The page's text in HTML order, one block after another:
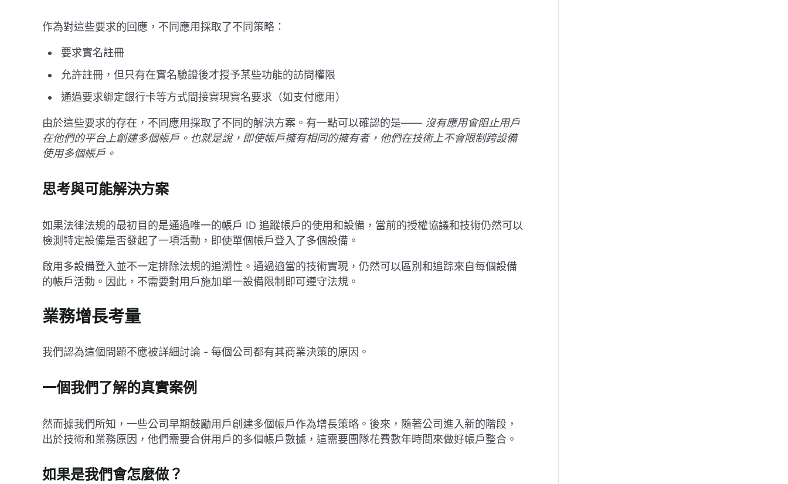
作為對這些要求的回應，不同應用採取了不同策略：
要求實名註冊
允許註冊，但只有在實名驗證後才授予某些功能的訪問權限
通過要求綁定銀行卡等方式間接實現實名要求（如支付應用）
由於這些要求的存在，不同應用採取了不同的解決方案。有一點可以確認的是—— 沒有應用會阻止用戶
在他們的平台上創建多個帳戶。也就是說，即使帳戶擁有相同的擁有者，他們在技術上不會限制跨設備
使用多個帳戶。
思考與可能解決方案
如果法律法規的最初目的是通過唯一的帳戶 ID 追蹤帳戶的使用和設備，當前的授權協議和技術仍然可以
檢測特定設備是否發起了一項活動，即使單個帳戶登入了多個設備。
啟用多設備登入並不一定排除法規的追溯性。通過適當的技術實現，仍然可以區別和追踪來自每個設備
的帳戶活動。因此，不需要對用戶施加單一設備限制即可遵守法規。
業務增長考量
我們認為這個問題不應被詳細討論 - 每個公司都有其商業決策的原因。
一個我們了解的真實案例
然而據我們所知，一些公司早期鼓勵用戶創建多個帳戶作為增長策略。後來，隨著公司進入新的階段，
出於技術和業務原因，他們需要合併用戶的多個帳戶數據，這需要團隊花費數年時間來做好帳戶整合。
如果是我們會怎麼做？